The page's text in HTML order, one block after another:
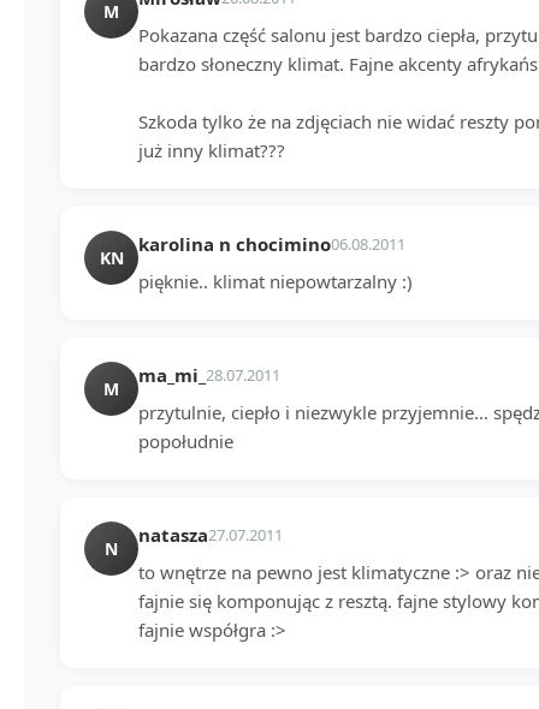
M
Pokazana część salonu jest bardzo ciepła,
bardzo słoneczny klimat. Fajne akcenty
Szkoda tylko że na zdjęciach nie widać reszty
już inny klimat???
KN
karolina n chocimino06.08.2011
pięknie.. klimat niepowtarzalny :)
M
ma_mi_ 28.07.2011
przytulnie, ciepło i niezwykle przyjemnie...
popołudnie
N
natasza27.07.2011
to wnętrze na pewno jest klimatyczne :> oraz
fajnie się komponując z resztą. fajne stylowy
fajnie współgra :>